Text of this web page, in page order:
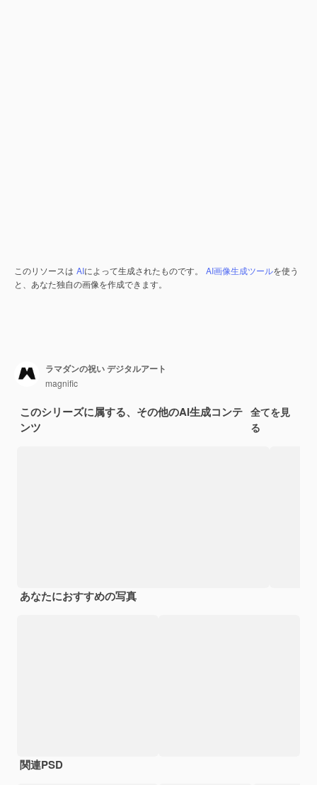
このリソースは AIによって生成されたものです。 AI画像生成ツールを使う
と、あなた独自の画像を作成できます。
ラマダンの祝い デジタルアート
magnific
このシリーズに属する、その他のAI生成コンテ
ンツ
全てを見
る
あなたにおすすめの写真
関連PSD